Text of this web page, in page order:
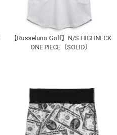
カートに入れる
カートに入れる
【Russeluno Golf】N/S HIGHNECK
ONE PIECE（SOLID）